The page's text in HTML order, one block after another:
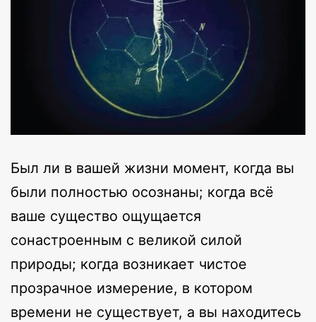
Был ли в вашей жизни момент, когда вы
были полностью осознаны; когда всё
ваше существо ощущается
сонастроенным с великой силой
природы; когда возникает чистое
прозрачное измерение, в котором
времени не существует, а вы находитесь